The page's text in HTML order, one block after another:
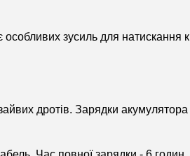
особливих зусиль для натискання
дротів. Зарядки акумулятора